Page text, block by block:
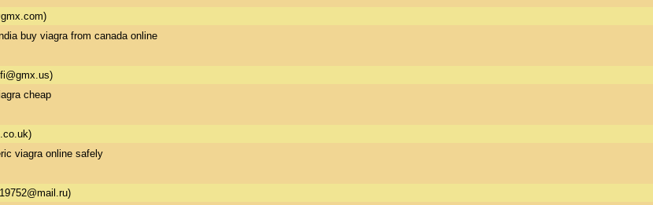
buy viagra from canada online
cheap
viagra online safely